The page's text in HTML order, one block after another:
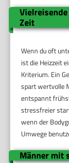
Zeit
Wenn du oft
ist die Heizzeit
Kriterium. Ein
spart wertvolle
entspannt
stressfreier
wenn der
Umwege
Männer mit